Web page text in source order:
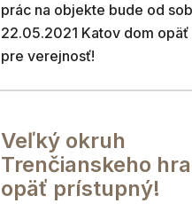
prác na objekte bude od
22.05.2021 Katov dom
pre verejnosť!
Veľký okruh
Trenčianskeho
opäť prístupný!